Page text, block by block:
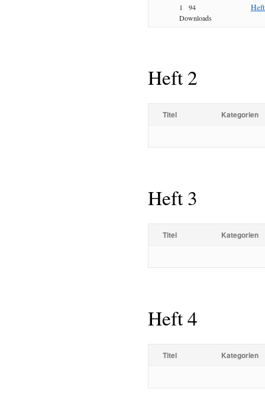
1
94
Downloads
Heft 2
Titel Kategorien
Heft 3
Titel Kategorien
Heft 4
Titel Kategorien